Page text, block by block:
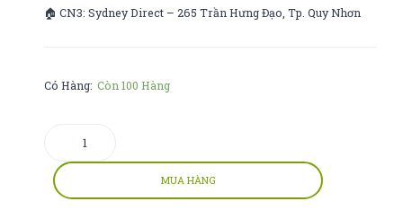
🏠 CN3: Sydney Direct – 265 Trần Hưng Đạo, Tp. Quy Nhơn
Có Hàng: Còn 100 Hàng
hộp
MUA HÀNG